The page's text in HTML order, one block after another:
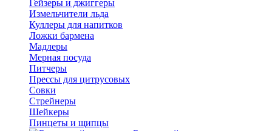
Гейзеры и джиггеры
Измельчители льда
Куллеры для напитков
Ложки бармена
Мадлеры
Мерная посуда
Питчеры
Прессы для цитрусовых
Совки
Стрейнеры
Шейкеры
Пинцеты и щипцы